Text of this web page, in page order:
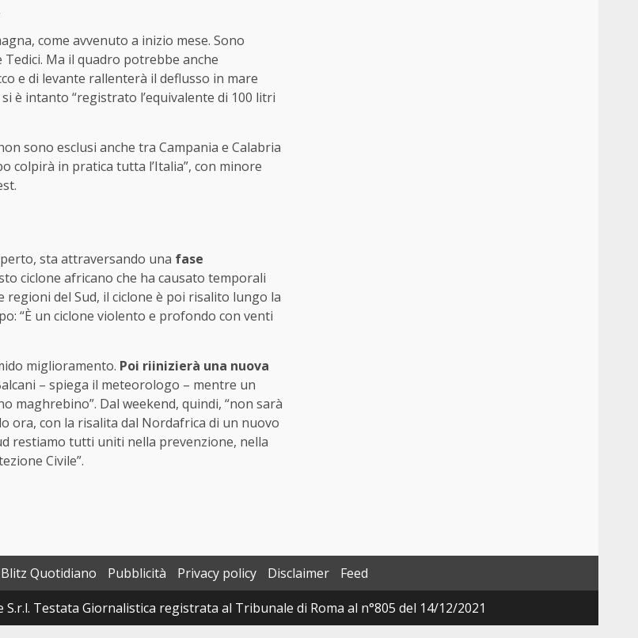
come avvenuto a inizio mese. Sono
Ma il quadro potrebbe anche
e di levante rallenterà il deflusso in mare
è intanto “registrato l’equivalente di 100 litri
sono esclusi anche tra Campania e Calabria
colpirà in pratica tutta l’Italia”, con minore
sta attraversando una fase
ciclone africano che ha causato temporali
regioni del Sud, il ciclone è poi risalito lungo la
“È un ciclone violento e profondo con venti
miglioramento. Poi riinizierà una nuova
– spiega il meteorologo – mentre un
maghrebino”. Dal weekend, quindi, “non sarà
ora, con la risalita dal Nordafrica di un nuovo
restiamo tutti uniti nella prevenzione, nella
Civile”.
Quotidiano Pubblicità Privacy policy Disclaimer
Feed
Testata Giornalistica registrata al Tribunale di Roma al n°805 del 14/12/2021